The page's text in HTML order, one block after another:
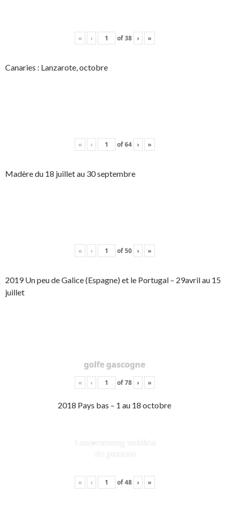
« ‹ of38 › »
Canaries : Lanzarote, octobre
« ‹ of64 › »
Madère du 18 juillet au 30 septembre
« ‹ of50 › »
2019 Un peu de Galice (Espagne) et le Portugal – 29avril au 15
juillet
golfe gascogne
« ‹ of78 › »
2018 Pays bas – 1 au 18 octobre
Lauwersoog voisins
de ponton
« ‹ of48 › »